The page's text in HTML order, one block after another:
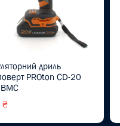
дриль
PROton CD-20
₴